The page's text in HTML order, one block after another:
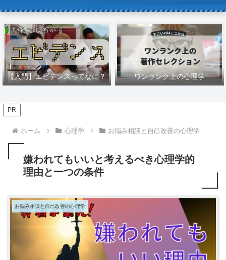
【入門】エビデンスってなに？ ワンランク上の心理学
PR
ホーム 心理学 お悩み相談と自己改善の心理学
嫌われてもいいと考えるべき心理学的
理由と一つの条件
お悩み相談と自己改善の心理学